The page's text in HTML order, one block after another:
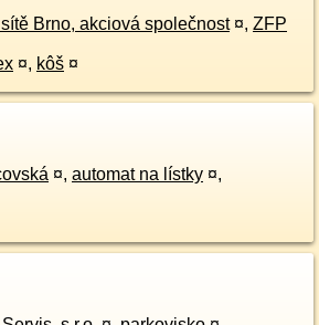
Brno, akciová společnost ¤, ZFP
¤, kôš ¤
¤, automat na lístky ¤,